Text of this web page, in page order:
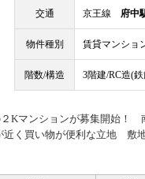
交通 京王線 府中
物件種別 賃貸マンショ
階数/構造 3階建/RC造(
Kマンションが募集開始！
近く買い物が便利な立地 敷